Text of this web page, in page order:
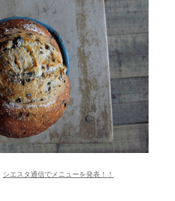
シエスタ通信でメニューを発表！！